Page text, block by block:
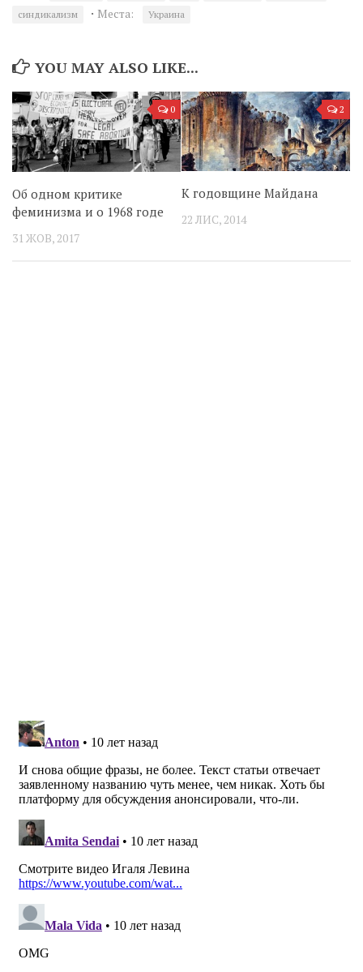
синдикализм
· Места: Украина
YOU MAY ALSO LIKE...
0
Об одном критике
феминизма и о 1968 годе
31 ЖОВ, 2017
2
К годовщине Майдана
22 ЛИС, 2014